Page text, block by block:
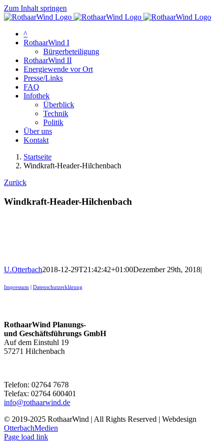
Zum Inhalt springen
^
RothaarWind I
Bürgerbeteiligung
RothaarWind II
Energiewende vor Ort
Presse/Links
FAQ
Infothek
Überblick
Technik
Politik
Über uns
Kontakt
Startseite
Windkraft-Header-Hilchenbach
Zurück
Windkraft-Header-Hilchenbach
U.Otterbach2018-12-29T21:42:42+01:00Dezember 29th, 2018|
Impressum Datenschutzerklärung
RothaarWind Planungs-
und Geschäftsführungs GmbH
Auf dem Einstuhl 19
57271 Hilchenbach
Telefon: 02764 7678
Telefax: 02764 600401
info@rothaarwind.de
© 2019-2025 RothaarWind | All Rights Reserved | Webdesign
OtterbachMedien
Page load link